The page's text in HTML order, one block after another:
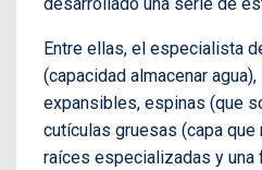
Entre ellas, el especialista
(capacidad almacenar
expansibles, espinas (que
cutículas gruesas (capa que
raíces especializadas y una